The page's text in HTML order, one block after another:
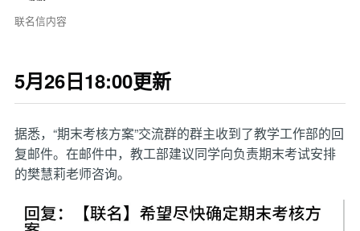
联名信内容
5月26日18:00更新
据悉，“期末考核方案”交流群的群主收到了教学工作部的回
复邮件。在邮件中，教工部建议同学向负责期末考试安排
的樊慧莉老师咨询。